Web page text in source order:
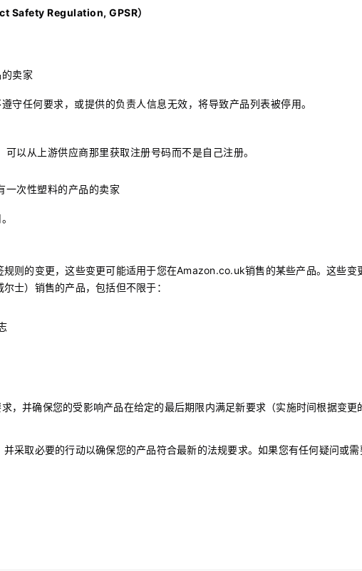
Safety Regulation, GPSR）
卖家
守任何要求，或提供的负责人信息无效，将导致产品列表被停用。
以从上游供应商那里获取注册号码而不是自己注册。
次性塑料的产品的卖家
则的变更，这些变更可能适用于您在Amazon.co.uk销售的某些产品。这些变
士）销售的产品，包括但不限于：
，并确保您的受影响产品在给定的最后期限内满足新要求（实施时间根据变更
采取必要的行动以确保您的产品符合最新的法规要求。如果您有任何疑问或需